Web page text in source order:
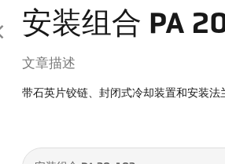
安装组合 PA
文章描述
带石英片铰链、封闭式冷却装置和安装法